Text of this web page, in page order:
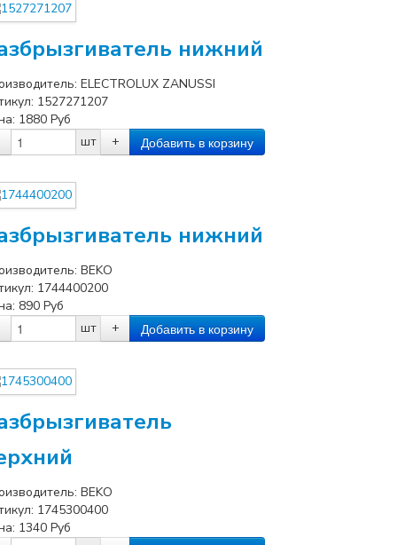
нижний
ELECTROLUX ZANUSSI
1527271207
1880 Руб
шт
+
нижний
BEKO
1744400200
890 Руб
шт
+
BEKO
1745300400
1340 Руб